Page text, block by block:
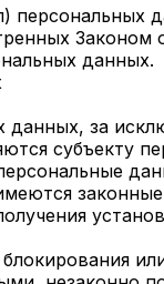
персональных
Законом
данных.
за
субъекту